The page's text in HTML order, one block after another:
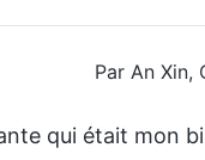
Par An Xin,
qui était mon